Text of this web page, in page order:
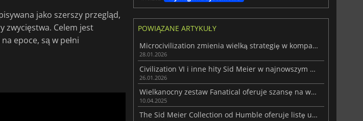
jako szerszy przegląd,
Celem jest
epoce, są w pełni
POWIĄZANE ARTYKUŁY
Microcivilization zmienia wielką strategię w kompaktowe wyzwanie
28.01.2026
Civilization VI i inne hity Sid Meier w najnowszym Humble Bundle
26.01.2026
Wielkanocny zestaw Fanatical oferuje szansę na wygranie Steam Decka lub gogli VR
10.04.2025
The Sid Meier Collection od Humble oferuje listę uznanych gier strategicznych i wiele więcej